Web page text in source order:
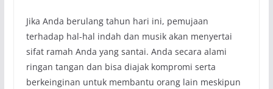
Jika Anda berulang tahun hari ini, pemujaan
terhadap hal-hal indah dan musik akan menyertai
sifat ramah Anda yang santai. Anda secara alami
ringan tangan dan bisa diajak kompromi serta
berkeinginan untuk membantu orang lain meskipun